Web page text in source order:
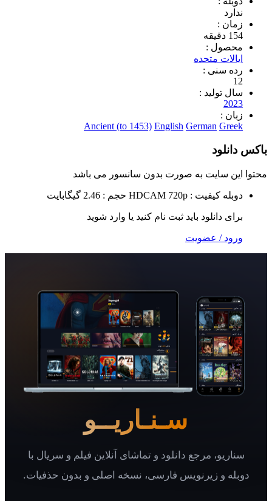
:
متحده
سنی :
:
Ancient (to 1453) English German
سایت به صورتبدون سانسورمی باشد
کیفیت : HDCAM 720p حجم : 2.46 گیگابایت
دانلود باید ثبت نام کنید یا وارد شوید
/ عضویت
سـنـاریــو
مرجع دانلود و تماشای آنلاین فیلم و سریال با
و زیرنویس فارسی، نسخه اصلی و بدون حذفیات.